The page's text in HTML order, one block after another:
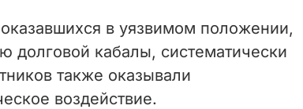
в уязвимом положении,
долговой кабалы, систематически
также оказывали
воздействие.